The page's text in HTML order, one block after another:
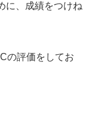
に、成績をつけね
の評価をしてお